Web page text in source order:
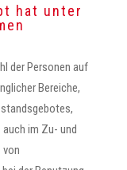
hat unter
der Personen auf
Bereiche,
im Zu- und
von